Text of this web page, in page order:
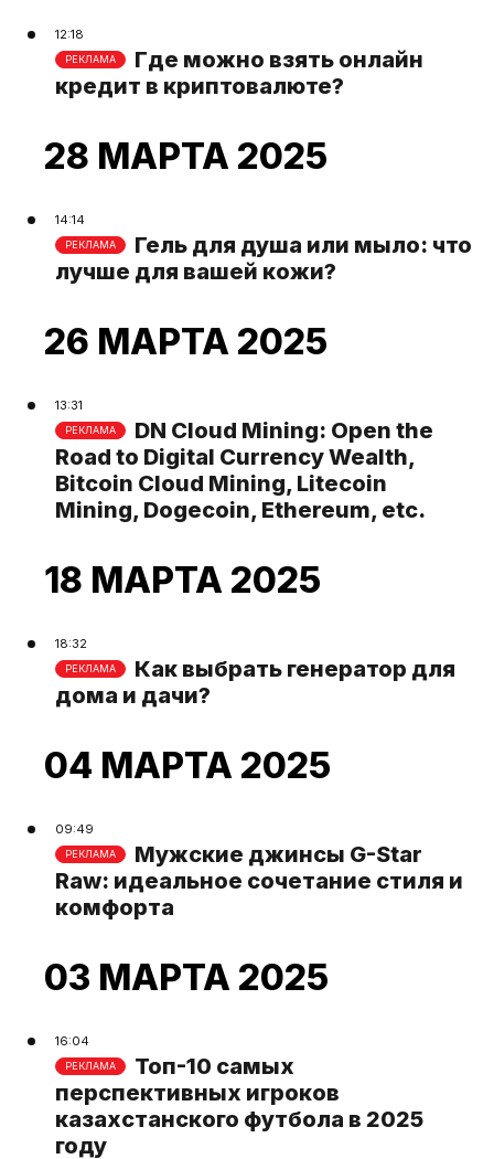
12:18
РЕКЛАМА
Где можно взять онлайн
кредит в криптовалюте?
28 МАРТА 2025
14:14
РЕКЛАМА
Гель для душа или мыло: что
лучше для вашей кожи?
26 МАРТА 2025
13:31
РЕКЛАМА
DN Cloud Mining: Open the
Road to Digital Currency Wealth,
Bitcoin Cloud Mining, Litecoin
Mining, Dogecoin, Ethereum, etc.
18 МАРТА 2025
18:32
РЕКЛАМА
Как выбрать генератор для
дома и дачи?
04 МАРТА 2025
09:49
РЕКЛАМА
Мужские джинсы G-Star
Raw: идеальное сочетание стиля и
комфорта
03 МАРТА 2025
16:04
РЕКЛАМА
Топ-10 самых
перспективных игроков
казахстанского футбола в 2025
году